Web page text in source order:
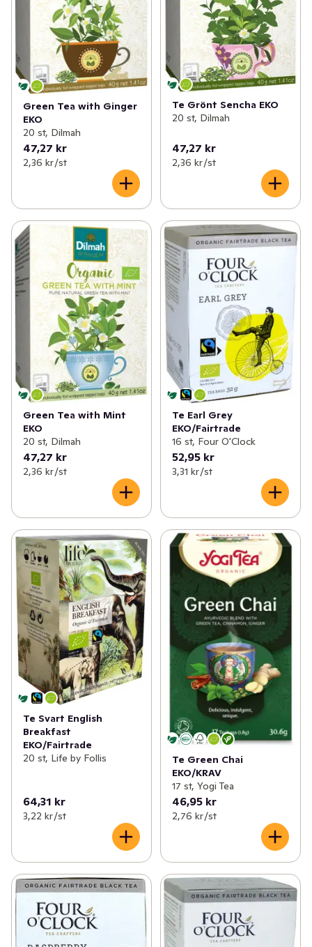
Green Tea with Ginger
EKO
20 st, Dilmah
47,27 kr
2,36 kr /st
Te Grönt Sencha EKO
20 st, Dilmah
47,27 kr
2,36 kr /st
Green Tea with Mint
EKO
20 st, Dilmah
47,27 kr
2,36 kr /st
Te Earl Grey
EKO/Fairtrade
16 st, Four O'Clock
52,95 kr
3,31 kr /st
Te Svart English
Breakfast
EKO/Fairtrade
20 st, Life by Follis
64,31 kr
3,22 kr /st
Te Green Chai
EKO/KRAV
17 st, Yogi Tea
46,95 kr
2,76 kr /st